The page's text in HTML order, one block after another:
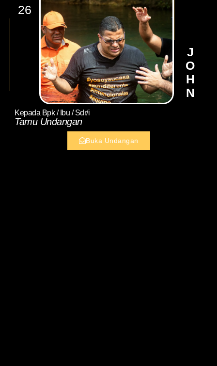
26
JOHN
Kepada Bpk / Ibu / Sdr/i
Tamu Undangan
Buka Undangan